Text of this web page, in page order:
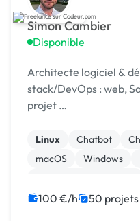
Simon Cambier
Disponible
Architecte logiciel &
stack/DevOps : web,
projet …
Linux Chatbot
macOS
Windows
100 €/h 50